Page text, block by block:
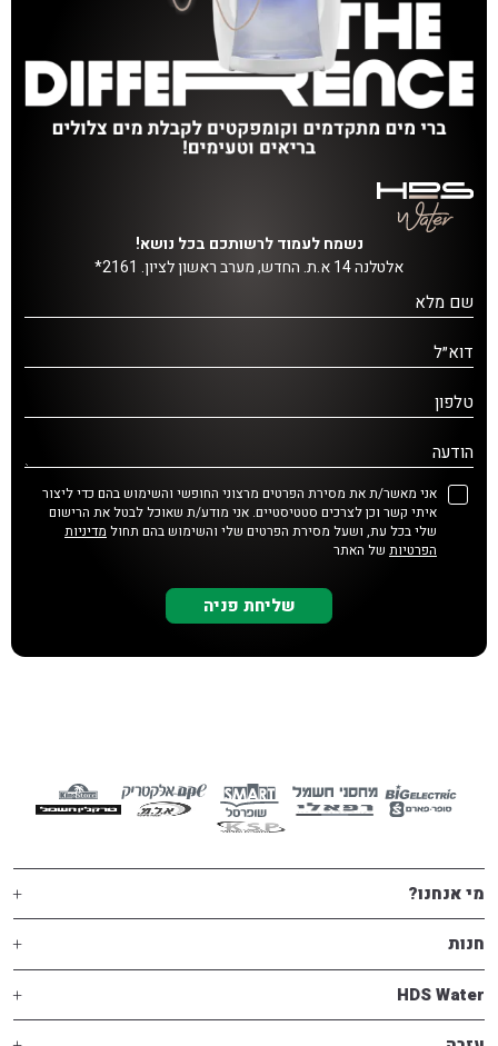
נשמח לעמוד לרשותכם בכל נושא!
אלטלנה 14 א.ת. החדש, מערב ראשון לציון. 2161*
שם מלא
דוא״ל
טלפון
הודעה
אני מאשר/ת את מסירת הפרטים מרצוני החופשי והשימוש בהם כדי ליצור
איתי קשר וכן לצרכים סטטיסטיים. אני מודע/ת שאוכל לבטל את הרישום
שלי בכל עת, ושעל מסירת הפרטים שלי והשימוש בהם תחול מדיניות
הפרטיות של האתר
מי אנחנו?
חנות
HDS Water